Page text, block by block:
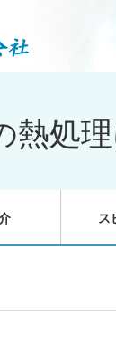
熱処
ス